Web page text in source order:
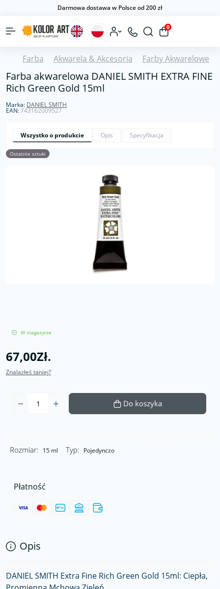
Darmowa dostawa w Polsce od 200 zł
0
Farba Akwarela & Akcesoria Farby Akwarelowe
Farba akwarelowa DANIEL SMITH EXTRA FINE
Rich Green Gold 15ml
Marka: DANIEL SMITH
EAN:743162009527
Wszystko o produkcie Opis Specyfikacja
Ostatnie sztuki
W magazynie
67,00Zł.
Znalazłeś taniej?
Do koszyka
Rozmiar: 15 ml Typ: Pojedynczo
Płatność
Opis
DANIEL SMITH Extra Fine Rich Green Gold 15ml: Ciepła,